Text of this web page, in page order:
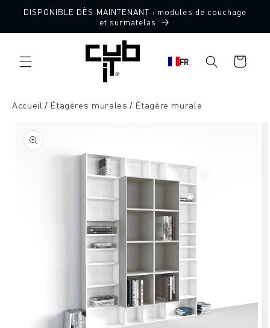
directement
DISPONIBLE DÈS MAINTENANT : modules de couchage
et surmatelas
FR
Panier
d'achat
Accueil Étagères murales Étagère murale
sur le
produit